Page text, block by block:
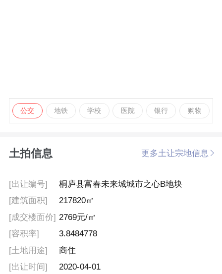
公交 地铁 学校 医院 银行 购物
土拍信息 更多土让宗地信息
[出让编号]
桐庐县富春未来城城市之心B地块
[建筑面积]
217820㎡
[成交楼面价] 2769元/㎡
[容积率]
3.8484778
[土地用途]
商住
[出让时间]
2020-04-01